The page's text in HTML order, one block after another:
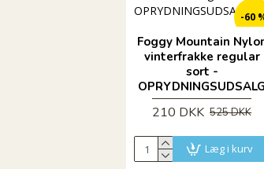
-60
Foggy Mountain
vinterfrakke regular
sort -
OPRYDNINGSUDSALG
210 DKK 525 DKK
Læg i kurv